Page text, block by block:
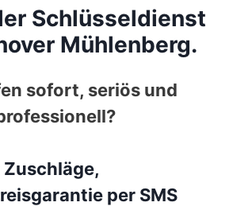
Schlüsseldienst
Mühlenberg.
sofort, seriös und
Zuschläge,
per SMS